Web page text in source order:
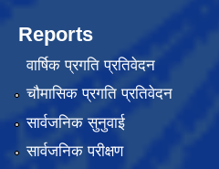
Reports
वार्षिक प्रगति प्रतिवेदन
चौमासिक प्रगति प्रतिवेदन
सार्वजनिक सुनुवाई
सार्वजनिक परीक्षण